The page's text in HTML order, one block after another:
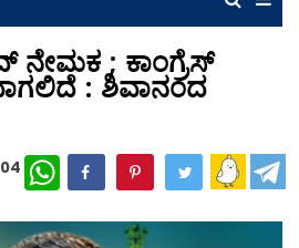
ನೇಮಕ ; ಕಾಂಗ್ರೆಸ್
: ಶಿವಾನಂದ
WhatsApp